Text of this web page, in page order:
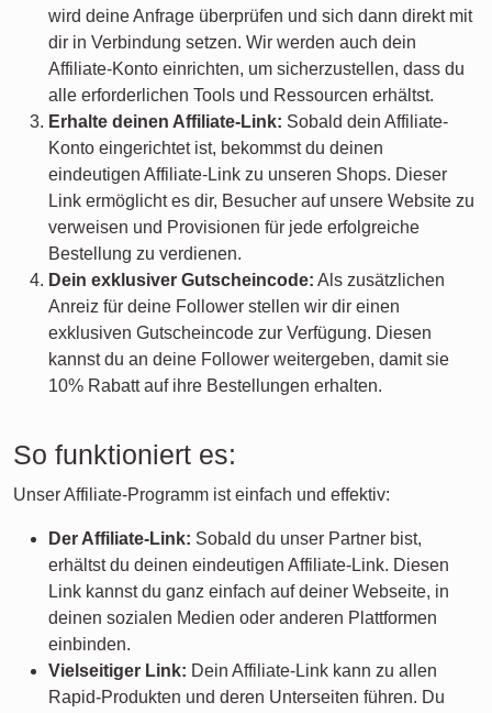
wird deine Anfrage überprüfen und sich dann direkt mit
dir in Verbindung setzen. Wir werden auch dein
Affiliate-Konto einrichten, um sicherzustellen, dass du
alle erforderlichen Tools und Ressourcen erhältst.
Erhalte deinen Affiliate-Link: Sobald dein Affiliate-
Konto eingerichtet ist, bekommst du deinen
eindeutigen Affiliate-Link zu unseren Shops. Dieser
Link ermöglicht es dir, Besucher auf unsere Website zu
verweisen und Provisionen für jede erfolgreiche
Bestellung zu verdienen.
Dein exklusiver Gutscheincode: Als zusätzlichen
Anreiz für deine Follower stellen wir dir einen
exklusiven Gutscheincode zur Verfügung. Diesen
kannst du an deine Follower weitergeben, damit sie
10% Rabatt auf ihre Bestellungen erhalten.
So funktioniert es:
Unser Affiliate-Programm ist einfach und effektiv:
Der Affiliate-Link: Sobald du unser Partner bist,
erhältst du deinen eindeutigen Affiliate-Link. Diesen
Link kannst du ganz einfach auf deiner Webseite, in
deinen sozialen Medien oder anderen Plattformen
einbinden.
Vielseitiger Link: Dein Affiliate-Link kann zu allen
Rapid-Produkten und deren Unterseiten führen. Du